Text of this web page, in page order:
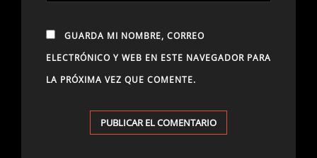
GUARDA MI NOMBRE, CORREO
ELECTRÓNICO Y WEB EN ESTE NAVEGADOR PARA
LA PRÓXIMA VEZ QUE COMENTE.